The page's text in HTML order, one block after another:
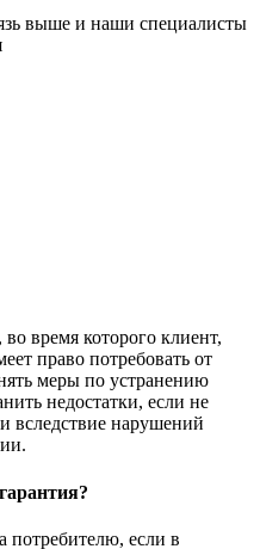
выше и наши специалисты
время которого клиент,
право потребовать от
меры по устранению
недостатки, если не
вследствие нарушений
потребителю, если в